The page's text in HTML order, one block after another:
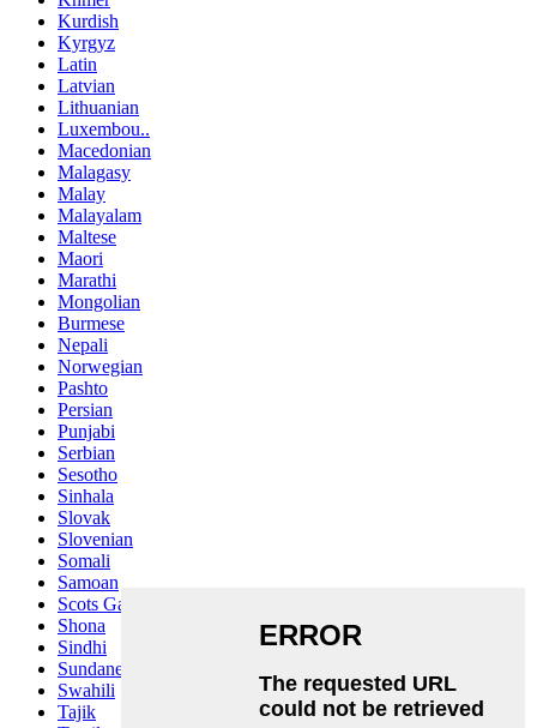
Kurdish
Kyrgyz
Latin
Latvian
Lithuanian
Luxembou..
Macedonian
Malagasy
Malay
Malayalam
Maltese
Maori
Marathi
Mongolian
Burmese
Nepali
Norwegian
Pashto
Persian
Punjabi
Serbian
Sesotho
Sinhala
Slovak
Slovenian
Somali
Samoan
Scots Gaelic
Shona
Sindhi
Sundanese
Swahili
Tajik